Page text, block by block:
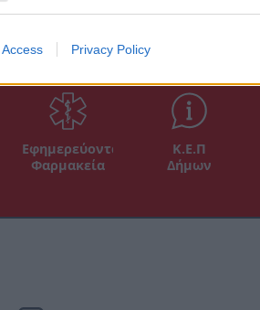
Privacy Policy
Εφημερεύοντα
Φαρμακεία
Κ.Ε.Π
Δήμων